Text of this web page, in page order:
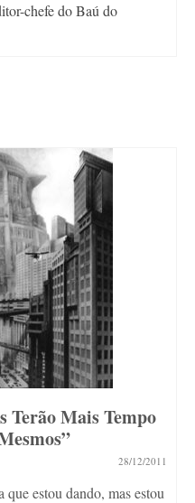
chefe do Baú do
Terão Mais Tempo
28/12/2011
estou dando, mas estou